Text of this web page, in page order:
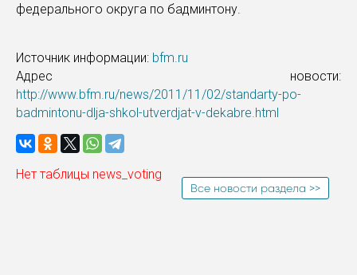
федерального округа по бадминтону.
Источник информации: bfm.ru
Адрес новости:
http://www.bfm.ru/news/2011/11/02/standarty-po-
badmintonu-dlja-shkol-utverdjat-v-dekabre.html
Нет таблицы news_voting
Все новости раздела >>